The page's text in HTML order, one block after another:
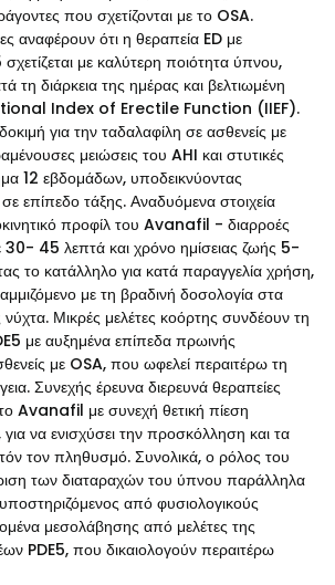
που σχετίζονται με το OSA.
αναφέρουν ότι η θεραπεία ED με
με καλύτερη ποιότητα ύπνου,
τη διάρκεια της ημέρας και βελτιωμένη
Index of Erectile Function (IIEF).
για την ταδαλαφίλη σε ασθενείς με
μειώσεις του AHI και στυτικές
12 εβδομάδων, υποδεικνύοντας
επίπεδο τάξης. Αναδυόμενα στοιχεία
προφίλ του Avanafil - διαρροές
45 λεπτά και χρόνο ημίσειας ζωής 5-
το κατάλληλο για κατά παραγγελία χρήση,
με τη βραδινή δοσολογία στα
Μικρές μελέτες κοόρτης συνδέουν τη
με αυξημένα επίπεδα πρωινής
με OSA, που ωφελεί περαιτέρω τη
Συνεχής έρευνα διερευνά θεραπείες
Avanafil με συνεχή θετική πίεση
να ενισχύσει την προσκόλληση και τα
τον πληθυσμό. Συνολικά, ο ρόλος του
των διαταραχών του ύπνου παράλληλα
από φυσιολογικούς
μεσολάβησης από μελέτες της
PDE5, που δικαιολογούν περαιτέρω